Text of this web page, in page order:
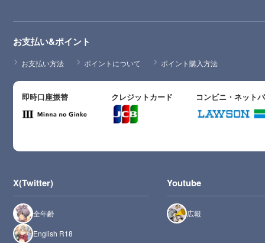
お支払い&ポイント
お支払い方法 ポイントについて ポイント購入方法
即時口座振替 クレジットカード コンビニ・ネット
X(Twitter)
全年齢
English R18
Youtube
広報